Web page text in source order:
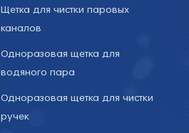
Щетка для чистки паровых
каналов
Одноразовая щетка для
водяного пара
Одноразовая щетка для чистки
ручек